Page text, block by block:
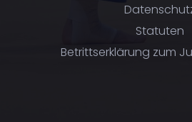
Statuten
Betrittserklärung zum